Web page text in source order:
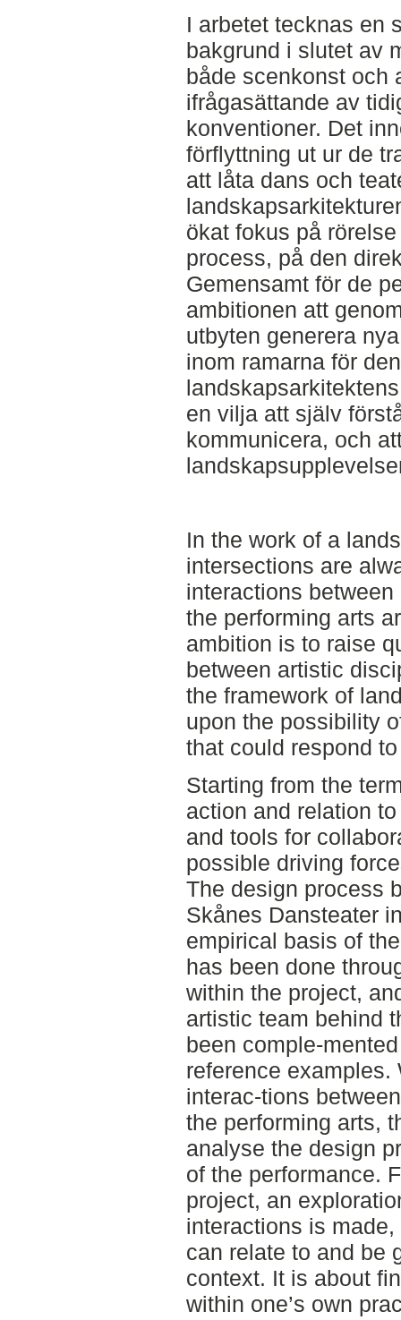
I arbetet tecknas en
bakgrund i slutet av
både scenkonst och
ifrågasättande av
konventioner. Det
förflyttning ut ur de
att låta dans och
ökat fokus på
process, på den
Gemensamt för de
ambitionen att
utbyten generera
inom ramarna för
en vilja att själv
kommunicera, och
In the work of a
intersections are
interactions
the performing arts
ambition is to raise
between artistic
the framework of
upon the possibility
that could respond
Starting from the
action and relation
and tools for
possible driving
The design process
Skånes Dansteater
empirical basis of
has been done
within the project,
artistic team behind
been comple-
reference
interac-tions
the performing arts,
analyse the design
of the performance.
project, an
interactions is
can relate to and be
context. It is about
within one’s own